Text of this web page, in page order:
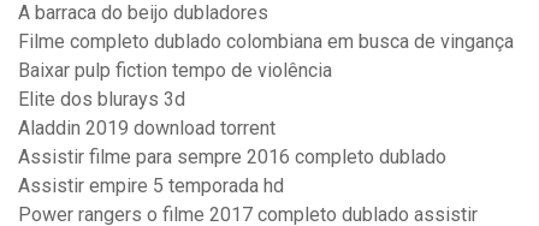
A barraca do beijo dubladores
Filme completo dublado colombiana em busca de vingança
Baixar pulp fiction tempo de violência
Elite dos blurays 3d
Aladdin 2019 download torrent
Assistir filme para sempre 2016 completo dublado
Assistir empire 5 temporada hd
Power rangers o filme 2017 completo dublado assistir